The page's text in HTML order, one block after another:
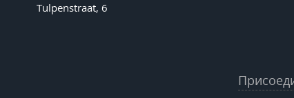
Tulpenstraat, 6